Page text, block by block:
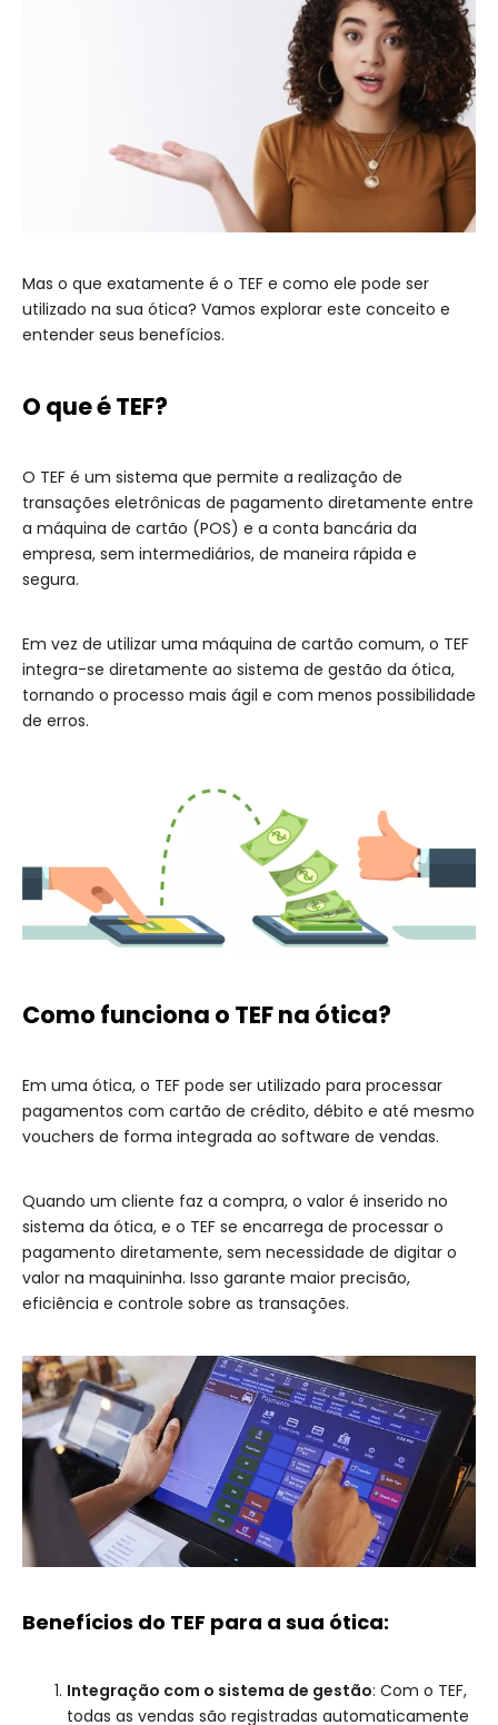
Mas o que exatamente é o TEF e como ele pode ser
utilizado na sua ótica? Vamos explorar este conceito e
entender seus benefícios.
O que é TEF?
O TEF é um sistema que permite a realização de
transações eletrônicas de pagamento diretamente entre
a máquina de cartão (POS) e a conta bancária da
empresa, sem intermediários, de maneira rápida e
segura.
Em vez de utilizar uma máquina de cartão comum, o TEF
integra-se diretamente ao sistema de gestão da ótica,
tornando o processo mais ágil e com menos possibilidade
de erros.
Como funciona o TEF na ótica?
Em uma ótica, o TEF pode ser utilizado para processar
pagamentos com cartão de crédito, débito e até mesmo
vouchers de forma integrada ao software de vendas.
Quando um cliente faz a compra, o valor é inserido no
sistema da ótica, e o TEF se encarrega de processar o
pagamento diretamente, sem necessidade de digitar o
valor na maquininha. Isso garante maior precisão,
eficiência e controle sobre as transações.
Benefícios do TEF para a sua ótica:
Integração com o sistema de gestão: Com o TEF,
todas as vendas são registradas automaticamente